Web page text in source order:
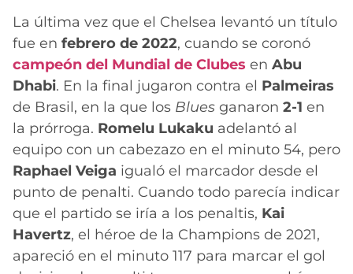
La última vez que el Chelsea levantó un título
fue en febrero de 2022, cuando se coronó
campeón del Mundial de Clubes en Abu
Dhabi. En la final jugaron contra el Palmeiras
de Brasil, en la que los Blues ganaron 2-1 en
la prórroga. Romelu Lukaku adelantó al
equipo con un cabezazo en el minuto 54, pero
Raphael Veiga igualó el marcador desde el
punto de penalti. Cuando todo parecía indicar
que el partido se iría a los penaltis, Kai
Havertz, el héroe de la Champions de 2021,
apareció en el minuto 117 para marcar el gol